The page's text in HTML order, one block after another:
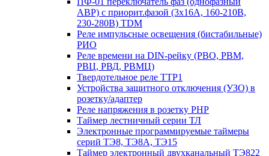
АВР) с приорит.фазой (3х16А, 160-210В,
230-280В) TDM
Реле импульсные освещения (бистабильные)
РИО
Реле времени на DIN-рейку (РВО, РВМ,
РВЦ, РВД, РВМЦ)
Твердотельное реле ТТР1
Устройства защитного отключения (УЗО) в
розетку/адаптер
Реле напряжения в розетку РНР
Таймер лестничный серии ТЛ
Электронные программируемые таймеры
серий ТЭ8, ТЭ8А, ТЭ15
Таймер электронный двухканальный ТЭ822